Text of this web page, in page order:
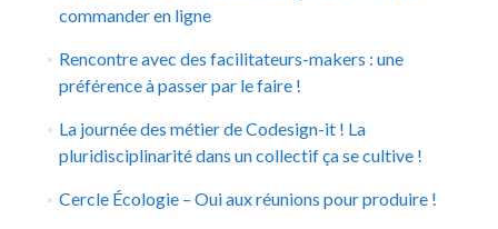
commander en ligne
Rencontre avec des facilitateurs-makers : une
préférence à passer par le faire !
La journée des métier de Codesign-it ! La
pluridisciplinarité dans un collectif ça se cultive !
Cercle Écologie – Oui aux réunions pour produire !